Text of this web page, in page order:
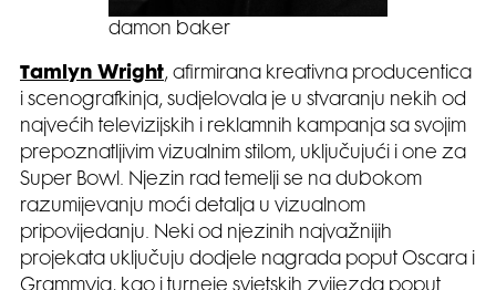
damon baker
Tamlyn Wright, afirmirana kreativna producentica
i scenografkinja, sudjelovala je u stvaranju nekih od
najvećih televizijskih i reklamnih kampanja sa svojim
prepoznatljivim vizualnim stilom, uključujući i one za
Super Bowl. Njezin rad temelji se na dubokom
razumijevanju moći detalja u vizualnom
pripovijedanju. Neki od njezinih najvažnijih
projekata uključuju dodjele nagrada poput Oscara i
Grammyja, kao i turneje svjetskih zvijezda poput